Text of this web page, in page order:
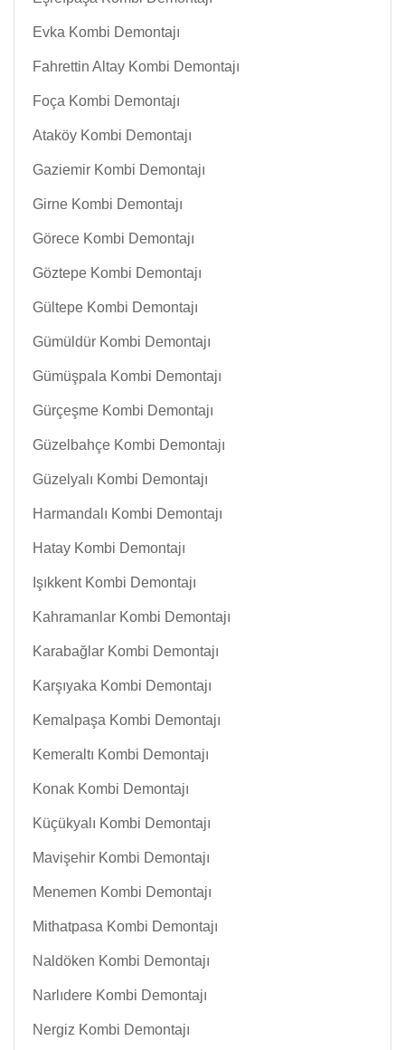
Evka Kombi Demontajı
Fahrettin Altay Kombi Demontajı
Foça Kombi Demontajı
Ataköy Kombi Demontajı
Gaziemir Kombi Demontajı
Girne Kombi Demontajı
Görece Kombi Demontajı
Göztepe Kombi Demontajı
Gültepe Kombi Demontajı
Gümüldür Kombi Demontajı
Gümüşpala Kombi Demontajı
Gürçeşme Kombi Demontajı
Güzelbahçe Kombi Demontajı
Güzelyalı Kombi Demontajı
Harmandalı Kombi Demontajı
Hatay Kombi Demontajı
Işıkkent Kombi Demontajı
Kahramanlar Kombi Demontajı
Karabağlar Kombi Demontajı
Karşıyaka Kombi Demontajı
Kemalpaşa Kombi Demontajı
Kemeraltı Kombi Demontajı
Konak Kombi Demontajı
Küçükyalı Kombi Demontajı
Mavişehir Kombi Demontajı
Menemen Kombi Demontajı
Mithatpasa Kombi Demontajı
Naldöken Kombi Demontajı
Narlıdere Kombi Demontajı
Nergiz Kombi Demontajı